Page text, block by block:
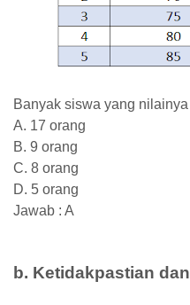
Banyak siswa yang
A. 17 orang
B. 9 orang
C. 8 orang
D. 5 orang
Jawab : A
b. Ketidakpastian